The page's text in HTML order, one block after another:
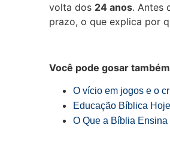
volta dos 24 anos. Antes
prazo, o que explica por
Você pode gosar
O vício em jogos e o
Educação Bíblica
O Que a Bíblia